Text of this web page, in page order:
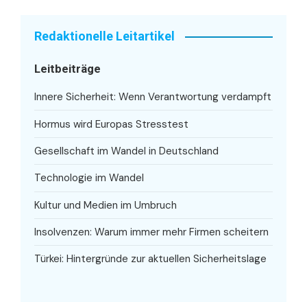
Redaktionelle Leitartikel
Leitbeiträge
Innere Sicherheit: Wenn Verantwortung verdampft
Hormus wird Europas Stresstest
Gesellschaft im Wandel in Deutschland
Technologie im Wandel
Kultur und Medien im Umbruch
Insolvenzen: Warum immer mehr Firmen scheitern
Türkei: Hintergründe zur aktuellen Sicherheitslage